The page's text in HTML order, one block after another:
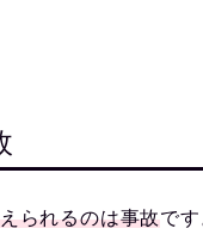
られるのは事故です